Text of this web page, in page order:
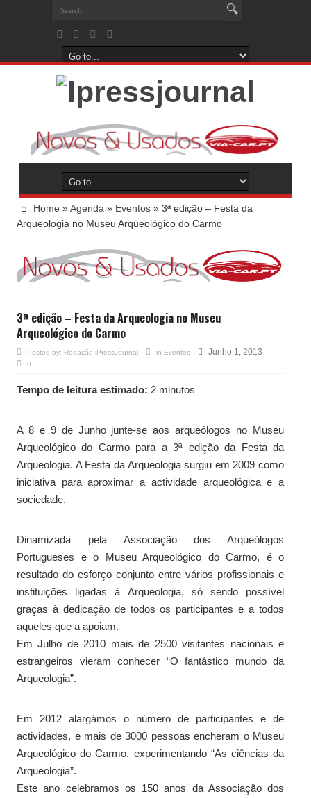
Home »Agenda » Eventos » 3ª edição – Festa da
Arqueologia no Museu Arqueológico do Carmo
3ª edição – Festa da Arqueologia no Museu
Arqueológico do Carmo
Posted by: Redação iPressJournal in Eventos Junho 1, 2013
0
Tempo de leitura estimado: 2 minutos
A 8 e 9 de Junho junte-se aos arqueólogos no Museu
Arqueológico do Carmo para a 3ª edição da Festa da
Arqueologia. A Festa da Arqueologia surgiu em 2009 como
iniciativa para aproximar a actividade arqueológica e a
sociedade.
Dinamizada pela Associação dos Arqueólogos
Portugueses e o Museu Arqueológico do Carmo, é o
resultado do esforço conjunto entre vários profissionais e
instituições ligadas à Arqueologia, só sendo possível
graças à dedicação de todos os participantes e a todos
aqueles que a apoiam.
Em Julho de 2010 mais de 2500 visitantes nacionais e
estrangeiros vieram conhecer “O fantástico mundo da
Arqueologia”.
Em 2012 alargámos o número de participantes e de
actividades, e mais de 3000 pessoas encheram o Museu
Arqueológico do Carmo, experimentando “As ciências da
Arqueologia”.
Este ano celebramos os 150 anos da Associação dos